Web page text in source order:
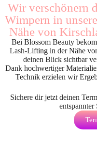
Wir verschönern
Wimpern in
Nähe von
Bei Blossom Beauty
Lash-Lifting in der Nähe
deinen Blick sichtbar
Dank hochwertiger
Technik erzielen wir
Sichere dir jetzt deinen